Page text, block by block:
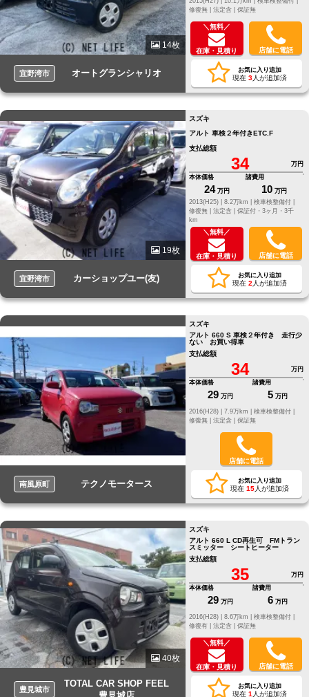
14枚
宜野湾市 オートグランシャリオ
修復無 | 法定含 | 保証無
＼無料／
在庫・見積り 店舗に電話
お気に入り追加
現在 3人が追加済
19枚
宜野湾市 カーショップユー(友)
スズキ
アルト 車検２年付きETC.F
支払総額
34
万円
本体価格
24 万円
諸費用
10 万円
2013(H25) |
8.2万km |
検車検整備付 |
修復無 | 法定含 | 保証付・3ヶ月・3千
km
＼無料／
在庫・見積り 店舗に電話
お気に入り追加
現在 2 人が追加済
南風原町 テクノモータース
スズキ
アルト 660 S 車検２年付き 走行少
ない お買い得車
支払総額
34
万円
本体価格
29 万円
諸費用
5 万円
修復無 | 法定含 | 保証無
店舗に電話
お気に入り追加
現在 15人が追加済
40枚
豊見城市
TOTAL CAR SHOP FEEL
スズキ
アルト 660 L CD再生可 FMトラン
スミッター シートヒーター
支払総額
35
万円
本体価格
29 万円
諸費用
6 万円
修復有 | 法定含 | 保証無
＼無料／
在庫・見積り 店舗に電話
お気に入り追加
現在 1 人が追加済